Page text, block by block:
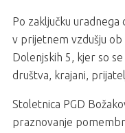
Po zaključku
v prijetnem vzdušju ob
Dolenjskih 5, kjer so
društva, krajani,
Stoletnica PGD
praznovanje